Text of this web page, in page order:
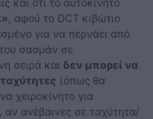
και ότι το αυτοκίνητο
, αφού το DCT κιβώτιο
για να περνάει από
του σασμάν σε
σειρά και δεν μπορεί να
(όπως θα
χειροκίνητο για
αν ανέβαινες σε ταχύτητα/